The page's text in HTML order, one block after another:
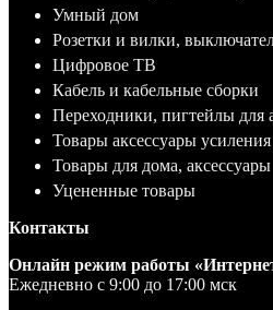
Умный дом
Розетки и вилки,
Цифровое ТВ
Кабель и кабельные сборки
Переходники, пигтейлы для
Товары аксессуары усиления
Товары для дома, аксессуары
Уцененные товары
Контакты
Онлайн режим работы
Ежедневно с 9:00 до 17:00 мск